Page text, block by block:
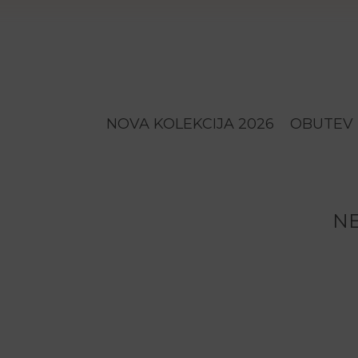
NOVA KOLEKCIJA 2026 OBUTEV